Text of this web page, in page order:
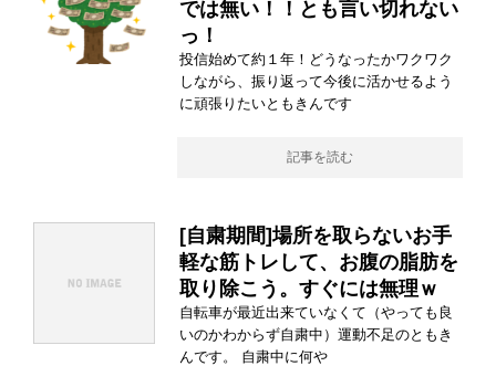
では無い！！とも言い切れない
っ！
投信始めて約１年！どうなったかワクワク
しながら、振り返って今後に活かせるよう
に頑張りたいともきんです
記事を読む
[自粛期間]場所を取らないお手
軽な筋トレして、お腹の脂肪を
取り除こう。すぐには無理ｗ
自転車が最近出来ていなくて（やっても良
いのかわからず自粛中）運動不足のともき
んです。 自粛中に何や